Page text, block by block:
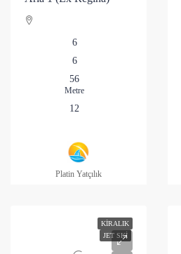
6
6
56
Metre
12
Platin Yatçılık
KIRALIK
JET SKI